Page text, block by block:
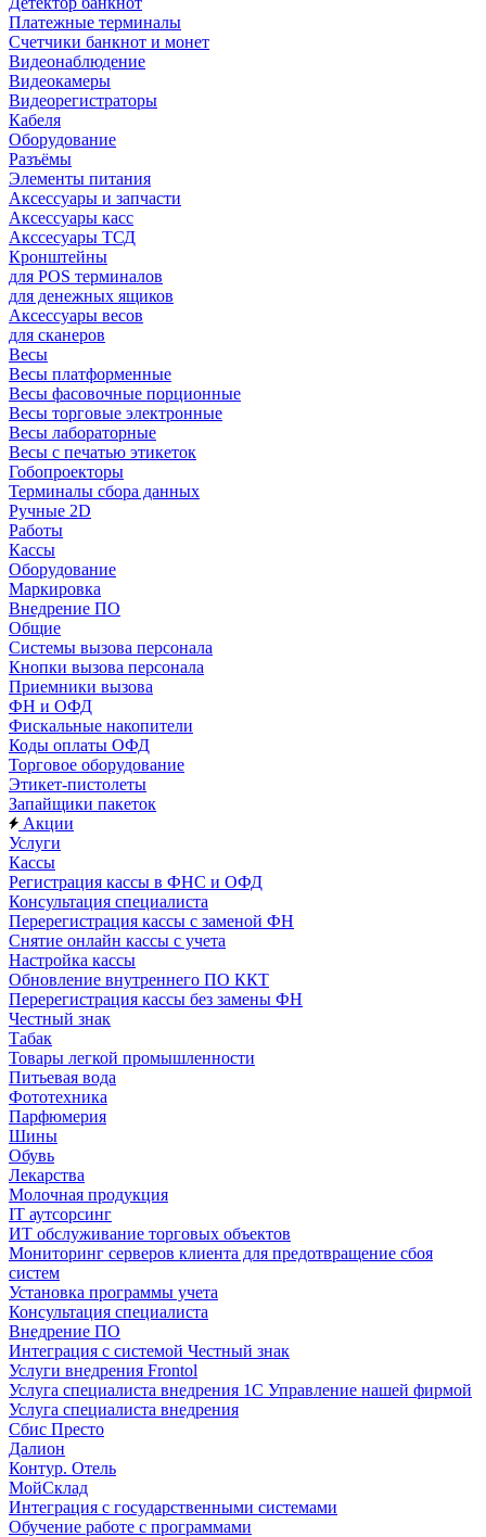
Платежные терминалы
Счетчики банкнот и монет
Видеонаблюдение
Видеокамеры
Видеорегистраторы
Кабеля
Оборудование
Разъёмы
Элементы питания
Аксессуары и запчасти
Аксессуары касс
Акссесуары ТСД
Кронштейны
для POS терминалов
для денежных ящиков
Аксессуары весов
для сканеров
Весы
Весы платформенные
Весы фасовочные порционные
Весы торговые электронные
Весы лабораторные
Весы с печатью этикеток
Гобопроекторы
Терминалы сбора данных
Ручные 2D
Работы
Кассы
Оборудование
Маркировка
Внедрение ПО
Общие
Системы вызова персонала
Кнопки вызова персонала
Приемники вызова
ФН и ОФД
Фискальные накопители
Коды оплаты ОФД
Торговое оборудование
Этикет-пистолеты
Запайщики пакеток
Акции
Услуги
Кассы
Регистрация кассы в ФНС и ОФД
Консультация специалиста
Перерегистрация кассы с заменой ФН
Снятие онлайн кассы с учета
Настройка кассы
Обновление внутреннего ПО ККТ
Перерегистрация кассы без замены ФН
Честный знак
Табак
Товары легкой промышленности
Питьевая вода
Фототехника
Парфюмерия
Шины
Обувь
Лекарства
Молочная продукция
IT аутсорсинг
ИТ обслуживание торговых объектов
Мониторинг серверов клиента для предотвращение сбоя
систем
Установка программы учета
Консультация специалиста
Внедрение ПО
Интеграция с системой Честный знак
Услуги внедрения Frontol
Услуга специалиста внедрения 1С Управление нашей фирмой
Услуга специалиста внедрения
Сбис Престо
Далион
Контур. Отель
МойСклад
Интеграция с государственными системами
Обучение работе с программами